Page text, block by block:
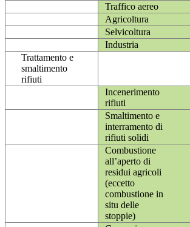
Traffico aereo
Agricoltura
Selvicoltura
Industria
Trattamento e
smaltimento
rifiuti
Incenerimento
rifiuti
Smaltimento e
interramento di
rifiuti solidi
Combustione
all’aperto di
residui agricoli
(eccetto
combustione in
situ delle
stoppie)